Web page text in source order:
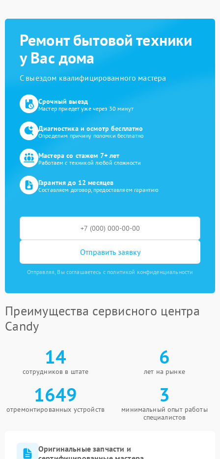
Ремонт бытовой техники
у Вас дома
С выездом квалифицированного мастера
Срочный выезд
Мастер приедет уже через 30 минут
Диагностика и осмотр бесплатно
Определим причину поломки бесплатно
Мастера со стажем 7+ лет
Работаем с техникой любой сложности
Гарантия до 12 месяцев
Составляем договор, предоставляем гарантию
Отправить заявку
Отправляя, Вы соглашаетесь с политикой конфиденциальности
Преимущества сервисного центра
Candy
14
сотрудников в штате
6
лет на рынке
1649
отремонтированных устройств
3
минимальный опыт работы
специалистов
Оригинальные запчасти и